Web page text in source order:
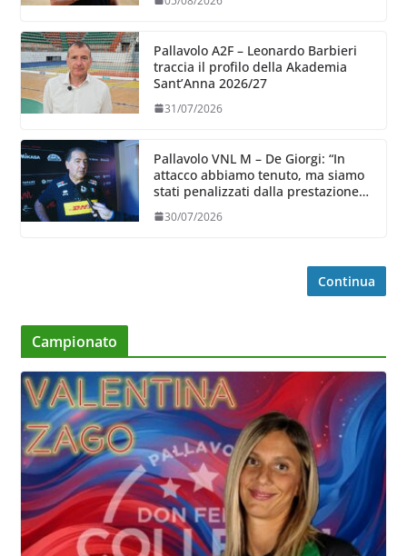
Pallavolo A2F – Leonardo Barbieri
traccia il profilo della Akademia
Sant’Anna 2026/27
31/07/2026
Pallavolo VNL M – De Giorgi: “In
attacco abbiamo tenuto, ma siamo
stati penalizzati dalla prestazione
30/07/2026
Continua
Campionato